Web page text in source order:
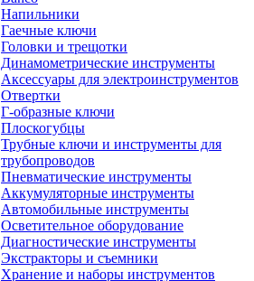
Напильники
Гаечные ключи
Головки и трещотки
Динамометрические инструменты
Аксессуары для электроинструментов
Отвертки
Г-образные ключи
Плоскогубцы
Трубные ключи и инструменты для
трубопроводов
Пневматические инструменты
Аккумуляторные инструменты
Автомобильные инструменты
Осветительное оборудование
Диагностические инструменты
Экстракторы и съемники
Хранение и наборы инструментов